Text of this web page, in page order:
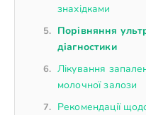
знахідками
Порівняння
діагностики
Лікування
молочної залози
Рекомендації